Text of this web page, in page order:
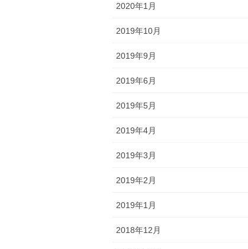
2020年1月
2019年10月
2019年9月
2019年6月
2019年5月
2019年4月
2019年3月
2019年2月
2019年1月
2018年12月